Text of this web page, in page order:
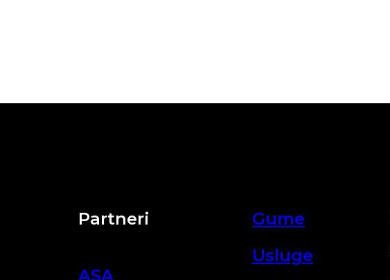
Partneri
ASA
Gume
Usluge